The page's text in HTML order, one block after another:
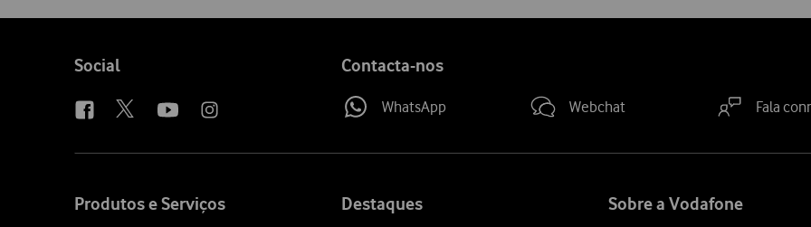
Follow
Social Contacta-nos
WhatsApp Webchat Fala
Produtos e Serviços Destaques Sobre a Vodafone